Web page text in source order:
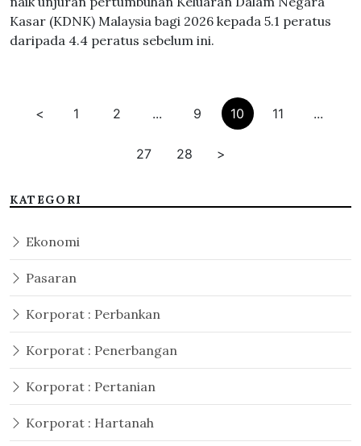
Kasar (KDNK) Malaysia bagi 2026 kepada 5.1 peratus
daripada 4.4 peratus sebelum ini.
< 1 2 ... 9 10 11 ...
27 28 >
KATEGORI
Ekonomi
Pasaran
Korporat : Perbankan
Korporat : Penerbangan
Korporat : Pertanian
Korporat : Hartanah